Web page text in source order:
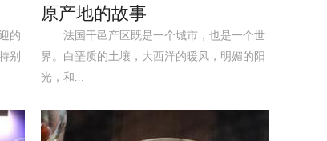
的
别
原产地的故事
法国干邑产区既是一个城市，也是一个世
界。白垩质的土壤，大西洋的暖风，明媚的阳
光，和...